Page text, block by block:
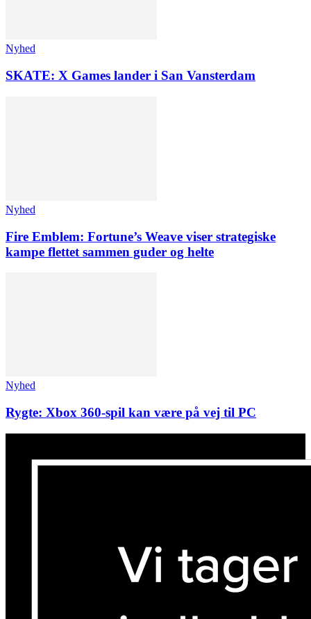
Nyhed
SKATE: X Games lander i San Vansterdam
Nyhed
Fire Emblem: Fortune’s Weave viser strategiske
kampe flettet sammen guder og helte
Nyhed
Rygte: Xbox 360-spil kan være på vej til PC